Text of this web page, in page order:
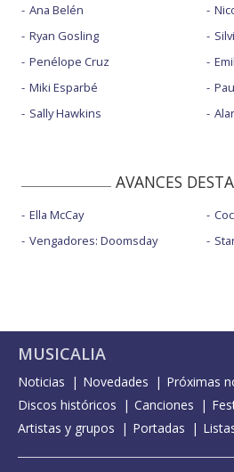
Ana Belén
Ryan Gosling
Penélope Cruz
Miki Esparbé
Sally Hawkins
AVANCES
Ella McCay
Vengadores: Doomsday
MUSICALIA
Noticias Novedades
Próximas
Discos históricos
Canciones
Artistas y grupos
Portadas